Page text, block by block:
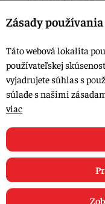
Eurofondy 2022/
Kontakt
© 2015-2026, LIANA
Upraviť nastavenia Cookies
Zásady
Táto webová lokalita
používateľskej
vyjadrujete súhlas s
súlade s našimi
viac